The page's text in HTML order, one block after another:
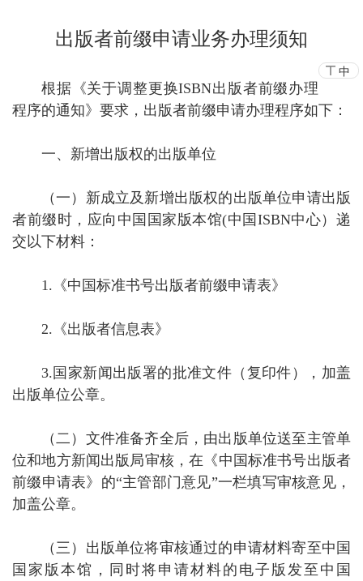
出版者前缀申请业务办理须知
中
根据《关于调整更换ISBN出版者前缀办理
程序的通知》要求，出版者前缀申请办理程序如下：
一、新增出版权的出版单位
（一）新成立及新增出版权的出版单位申请出版
者前缀时，应向中国国家版本馆(中国ISBN中心）递
交以下材料：
1.《中国标准书号出版者前缀申请表》
2.《出版者信息表》
3.国家新闻出版署的批准文件（复印件），加盖
出版单位公章。
（二）文件准备齐全后，由出版单位送至主管单
位和地方新闻出版局审核，在《中国标准书号出版者
前缀申请表》的“主管部门意见”一栏填写审核意见，
加盖公章。
（三）出版单位将审核通过的申请材料寄至中国
国家版本馆，同时将申请材料的电子版发至中国